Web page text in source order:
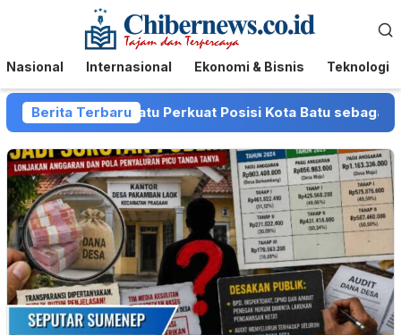
Menu
Mobile
Nasional Internasional Ekonomi & Bisnis Teknologi
Berita Terbaru
Pemkot Batu Perkuat Posisi Kota Batu sebagai